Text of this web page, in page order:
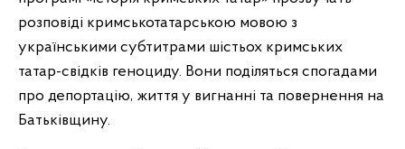
розповіді кримськотатарською мовою з
українськими субтитрами шістьох кримських
татар-свідків геноциду. Вони поділяться спогадами
про депортацію, життя у вигнанні та повернення на
Батьківщину.